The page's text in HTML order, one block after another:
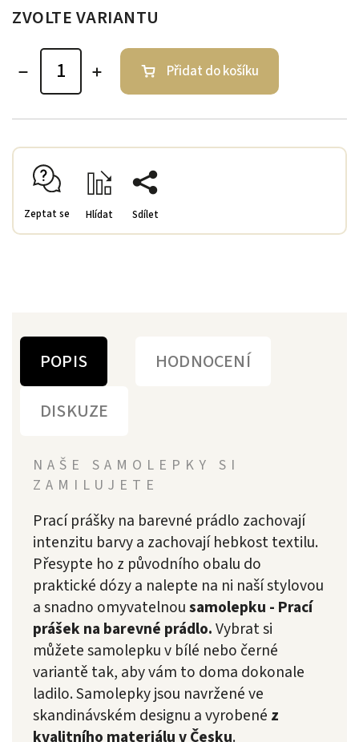
ZVOLTE VARIANTU
Přidat do košíku
Zeptat se Hlídat Sdílet
POPIS
HODNOCENÍ
DISKUZE
NAŠE SAMOLEPKY SI
ZAMILUJETE
Prací prášky na barevné prádlo zachovají
intenzitu barvy a zachovají hebkost textilu.
Přesypte ho z původního obalu do
praktické dózy a nalepte na ni naší stylovou
a snadno omyvatelnousamolepku - Prací
prášek na barevné prádlo.Vybrat si
můžete samolepku v bílé nebo černé
variantě tak, aby vám to doma dokonale
ladilo. Samolepky jsou navržené ve
skandinávském designu a vyrobené z
kvalitního materiálu v Česku.